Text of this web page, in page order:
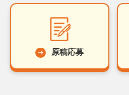
原稿応募